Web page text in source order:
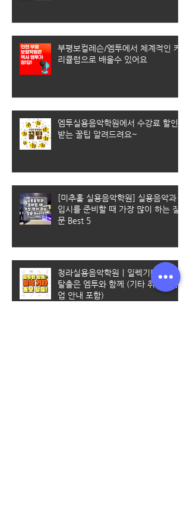
부평보컬레슨/엠투에서 체계적인 커
리큘럼으로 배울수 있어요
엠투실용음악학원에서 수강료 할인
받는 꿀팁 알려드려요~
[미추홀 실용음악학원] 실용음악과
입시를 준비할 때 가장 많이 하는 질
문 Best 5
청라실용음악학원｜일렉기타 초보
탈출은 엠투와 함께 (기타 취미반 수
업 안내 포함)